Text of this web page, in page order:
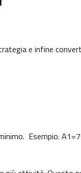
e infine
Esempio.